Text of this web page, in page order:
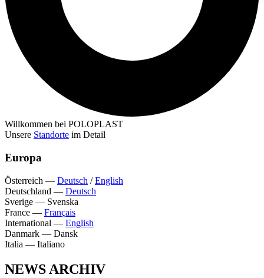
Willkommen bei POLOPLAST
Unsere Standorte im Detail
Europa
Österreich — Deutsch /English
Deutschland — Deutsch
Sverige — Svenska
France — Français
International — English
Danmark — Dansk
Italia — Italiano
NEWS ARCHIV